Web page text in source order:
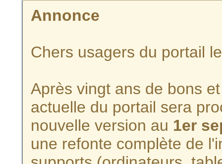
Annonce
Chers usagers du portail
Après vingt ans de bons
actuelle du portail sera
nouvelle version au 1er
une refonte complète de